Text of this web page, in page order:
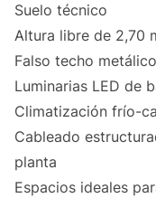
Suelo técnico
Altura libre de 2,70
Falso techo metálico
Luminarias LED de
Climatización frío-
Cableado
planta
Espacios ideales